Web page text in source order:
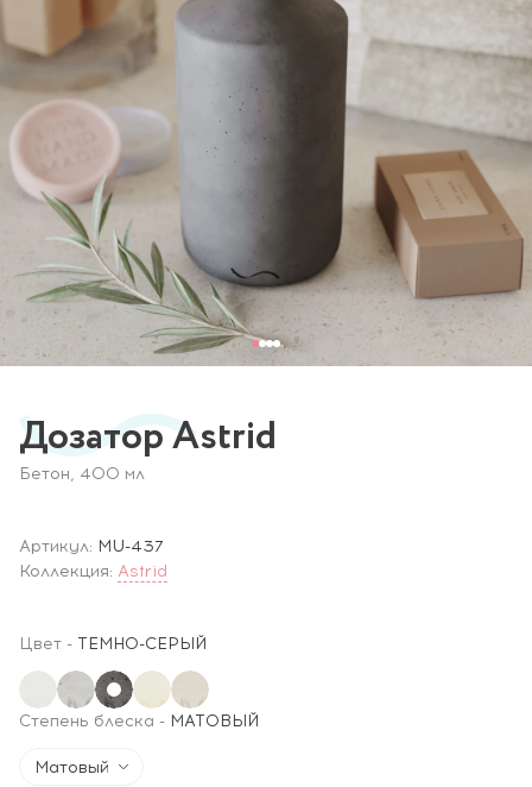
Дозатор Astrid
Бетон, 400 мл
Артикул: MU-437
Коллекция: Astrid
Цвет - ТЕМНО-СЕРЫЙ
Степень блеска - МАТОВЫЙ
Матовый